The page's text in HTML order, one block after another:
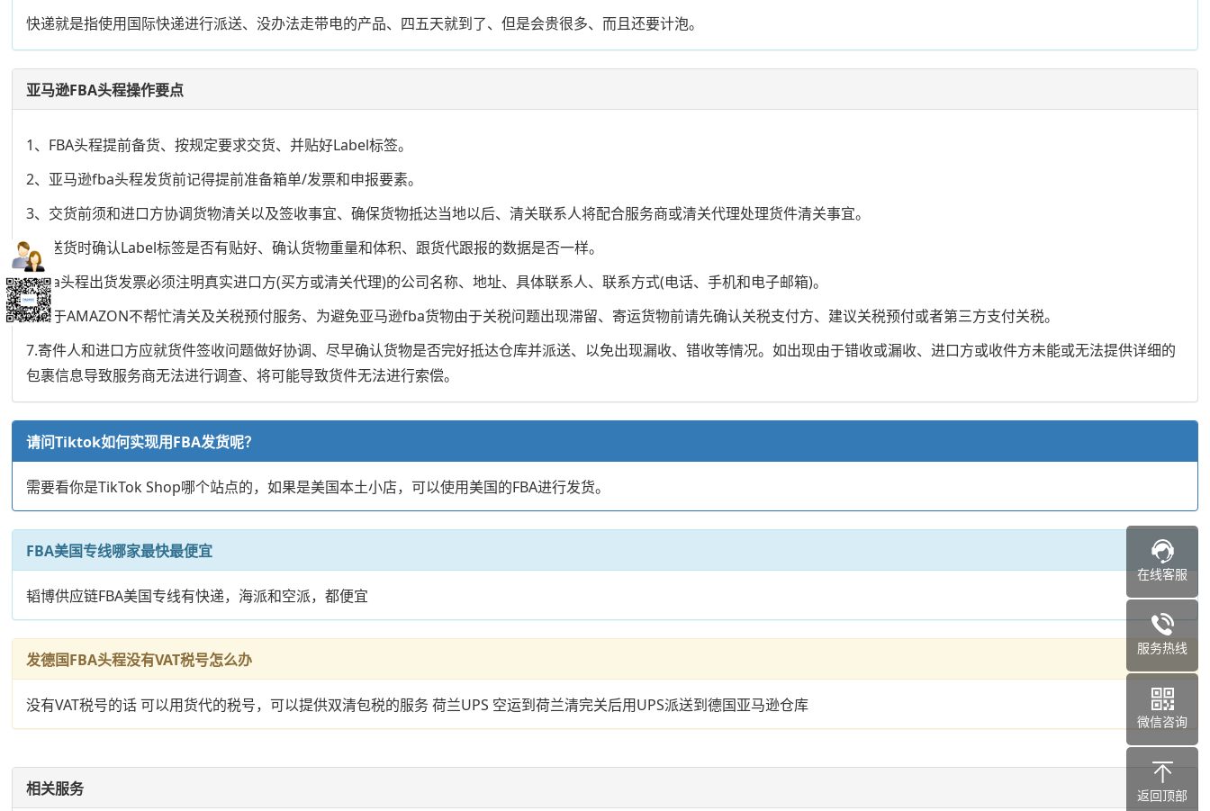
快递就是指使用国际快递进行派送、没办法走带电的产品、四五天就到了、但是会贵很多、而且还要计泡。
亚马逊FBA头程操作要点
1、FBA头程提前备货、按规定要求交货、并贴好Label标签。
2、亚马逊fba头程发货前记得提前准备箱单/发票和申报要素。
3、交货前须和进口方协调货物清关以及签收事宜、确保货物抵达当地以后、清关联系人将配合服务商或清关代理处理货件清关事宜。
4、送货时确认Label标签是否有贴好、确认货物重量和体积、跟货代跟报的数据是否一样。
5.fba头程出货发票必须注明真实进口方(买方或清关代理)的公司名称、地址、具体联系人、联系方式(电话、手机和电子邮箱)。
6.由于AMAZON不帮忙清关及关税预付服务、为避免亚马逊fba货物由于关税问题出现滞留、寄运货物前请先确认关税支付方、建议关税预付或者第三方支付关税。
7.寄件人和进口方应就货件签收问题做好协调、尽早确认货物是否完好抵达仓库并派送、以免出现漏收、错收等情况。如出现由于错收或漏收、进口方或收件方未能或无法提供详细的
包裹信息导致服务商无法进行调查、将可能导致货件无法进行索偿。
请问Tiktok如何实现用FBA发货呢？
需要看你是TikTok Shop哪个站点的，如果是美国本土小店，可以使用美国的FBA进行发货。
FBA美国专线哪家最快最便宜
韬博供应链FBA美国专线有快递，海派和空派，都便宜
发德国FBA头程没有VAT税号怎么办
没有VAT税号的话 可以用货代的税号，可以提供双清包税的服务 荷兰UPS 空运到荷兰清完关后用UPS派送到德国亚马逊仓库
相关服务
在线客服
服务热线
微信咨询
返回顶部